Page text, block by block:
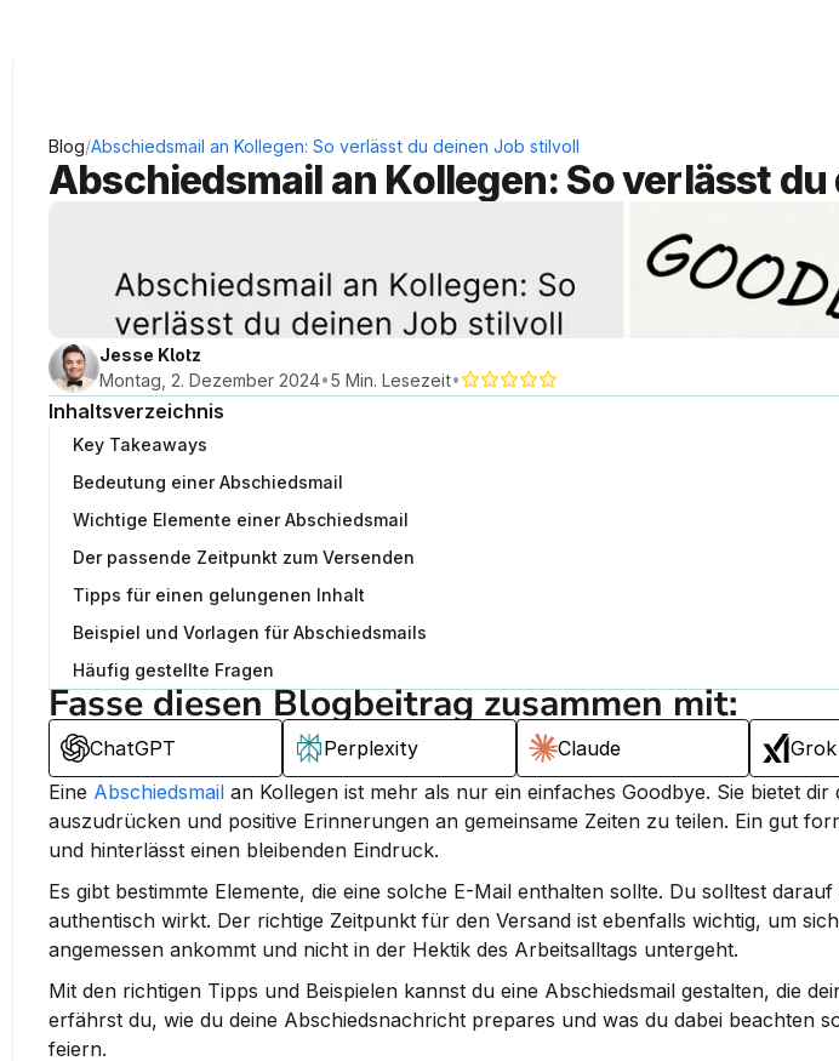
Blog/Abschiedsmail an Kollegen: So verlässt du deinen Job stilvoll
Abschiedsmail an Kollegen: So verlässt
Jesse Klotz
Montag, 2. Dezember 2024•5 Min. Lesezeit•
Inhaltsverzeichnis
Key Takeaways
Bedeutung einer Abschiedsmail
Wichtige Elemente einer Abschiedsmail
Der passende Zeitpunkt zum Versenden
Tipps für einen gelungenen Inhalt
Beispiel und Vorlagen für Abschiedsmails
Häufig gestellte Fragen
Fasse diesen Blogbeitrag zusammen mit:
ChatGPT Perplexity Claude Grok
Eine Abschiedsmail an Kollegen ist mehr als nur ein einfaches Goodbye. Sie bietet dir
auszudrücken und positive Erinnerungen an gemeinsame Zeiten zu teilen. Ein gut
und hinterlässt einen bleibenden Eindruck.
Es gibt bestimmte Elemente, die eine solche E-Mail enthalten sollte. Du solltest
authentisch wirkt. Der richtige Zeitpunkt für den Versand ist ebenfalls wichtig, um
angemessen ankommt und nicht in der Hektik des Arbeitsalltags untergeht.
Mit den richtigen Tipps und Beispielen kannst du eine Abschiedsmail gestalten, die
erfährst du, wie du deine Abschiedsnachricht prepares und was du dabei beachten
feiern.